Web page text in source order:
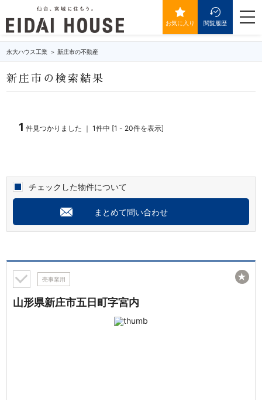
お気に入り 閲覧履歴
永大ハウス工業 新庄市の不動産
新庄市の検索結果
1 件見つかりました ｜ 1件中 [1 - 20件を表示]
チェックした物件について
まとめて問い合わせ
売事業用
山形県新庄市五日町字宮内
★